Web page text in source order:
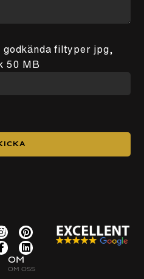
filtyper jpg,
50 MB
Om
Om oss